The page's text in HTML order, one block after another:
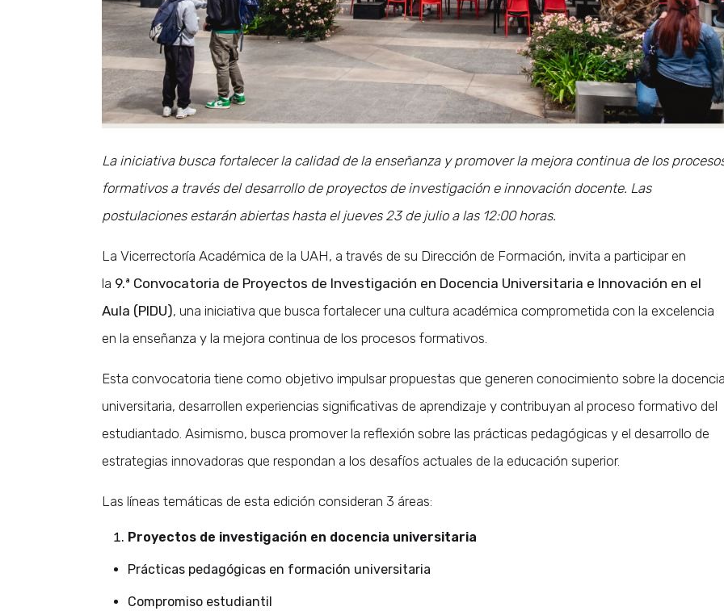
La iniciativa busca fortalecer la calidad de la enseñanza y promover la mejora continua de los
formativos a través del desarrollo de proyectos de investigación e innovación docente. Las
postulaciones estarán abiertas hasta el jueves 23 de julio a las 12:00 horas.
La Vicerrectoría Académica de la UAH, a través de su Dirección de Formación, invita a participar en
la 9.ª Convocatoria de Proyectos de Investigación en Docencia Universitaria e Innovación en el
Aula (PIDU), una iniciativa que busca fortalecer una cultura académica comprometida con la excelencia
en la enseñanza y la mejora continua de los procesos formativos.
Esta convocatoria tiene como objetivo impulsar propuestas que generen conocimiento sobre la
universitaria, desarrollen experiencias significativas de aprendizaje y contribuyan al proceso formativo del
estudiantado. Asimismo, busca promover la reflexión sobre las prácticas pedagógicas y el desarrollo de
estrategias innovadoras que respondan a los desafíos actuales de la educación superior.
Las líneas temáticas de esta edición consideran 3 áreas:
Proyectos de investigación en docencia universitaria
Prácticas pedagógicas en formación universitaria
Compromiso estudiantil